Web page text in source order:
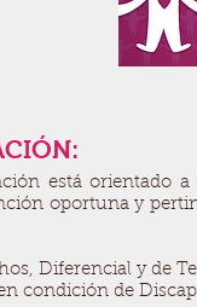
está orientado a
oportuna y
Diferencial y de
condición de